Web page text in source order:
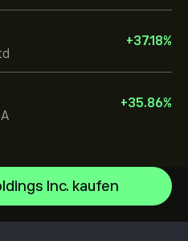
+37.18%
+35.86%
Inc. kaufen